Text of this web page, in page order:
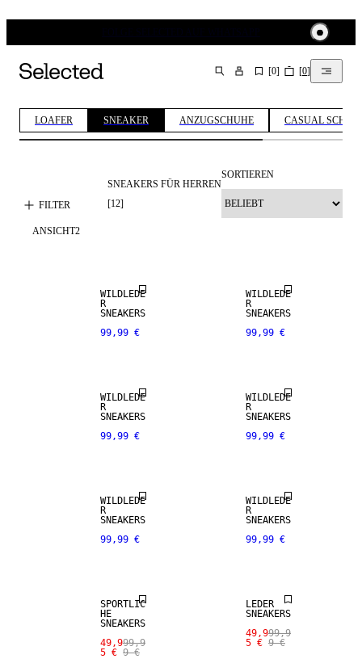
SUCHEN [0] [0]
LOAFER SNEAKER ANZUGSCHUHE CASUAL
FILTER
SNEAKERS FÜR HERREN
[12]
SORTIEREN
ANSICHT2
WILDLEDE
R
SNEAKERS
99,99 €
WILDLEDE
R
SNEAKERS
99,99 €
WILDLEDE
R
SNEAKERS
99,99 €
WILDLEDE
R
SNEAKERS
99,99 €
WILDLEDE
R
SNEAKERS
99,99 €
WILDLEDE
R
SNEAKERS
99,99 €
SPORTLIC
HE
SNEAKERS
49,9
5 €
99,9
9 €
LEDER
SNEAKERS
49,9
5 €
99,9
9 €